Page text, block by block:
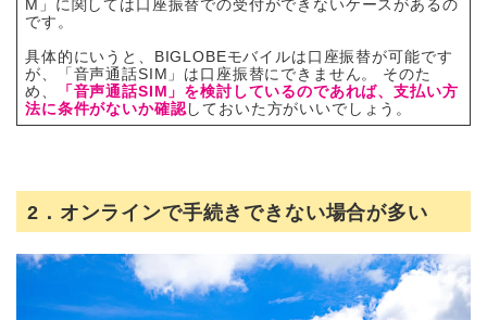
M」に関しては口座振替での受付ができないケースがあるの
です。
具体的にいうと、BIGLOBEモバイルは口座振替が可能です
が、「音声通話SIM」は口座振替にできません。 そのた
め、
「音声通話SIM」を検討しているのであれば、支払い方
法に条件がないか確認しておいた方がいいでしょう。
2．オンラインで手続きできない場合が多い